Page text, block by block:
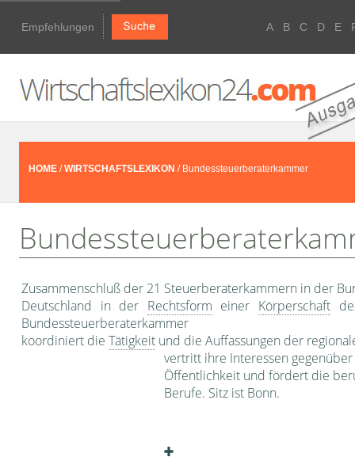
Empfehlungen A B C D E
HOME /WIRTSCHAFTSLEXIKON / Bundessteuerberaterkammer
Zusammenschluß der 21 Steuerberater­kammern in der
Deutschland in der Rechtsform einer Körperschaft
Bundessteuerberaterkammer
koordiniert die Tätigkeit und die Auffassungen der
vertritt ihre Interessen ge­genüber
Öffentlichkeit und fördert die
Berufe. Sitz ist Bonn.